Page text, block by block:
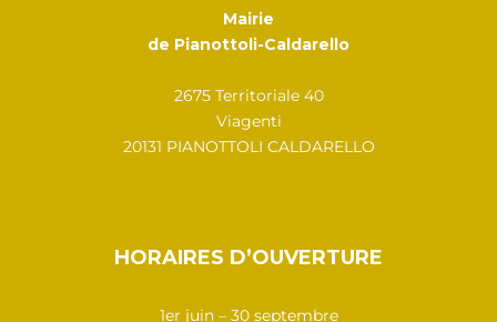
Mairie
de Pianottoli-Caldarello
2675 Territoriale 40
Viagenti
20131 PIANOTTOLI CALDARELLO
HORAIRES D’OUVERTURE
1er juin – 30 septembre